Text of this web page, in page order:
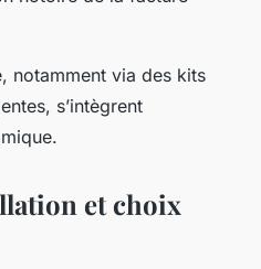
notamment via des kits
s’intègrent
et choix